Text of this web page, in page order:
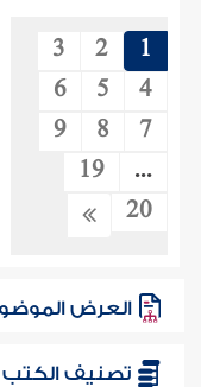
1
2
3
4
5
6
7
8
9
...
19
20
العرض
تصنيف الكتب